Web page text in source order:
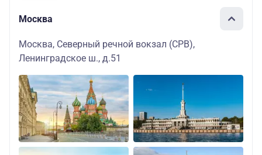
Москва
Москва, Северный речной вокзал (СРВ),
Ленинградское ш., д.51